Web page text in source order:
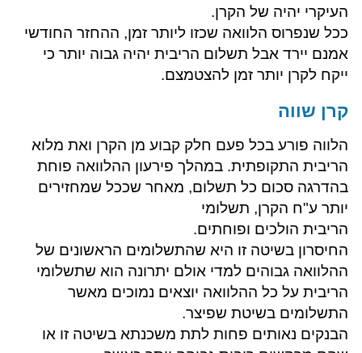
העיקרי יהיה של הקרן.
ככל שנפרוס הלוואה שכזו ליותר זמן, ההחזר החודשי
אמנם יירד אבל תשלום הריבית יהיה גבוה יותר כי
ייקח לקרן יותר זמן להצטמצם.
​קרן שווה
הלווה פורע בכל פעם חלק קבוע מן הקרן ואת מלוא
הריבית התקופתית. במהלך פירעון ההלוואה פוחת
בהדרגה סכום כל תשלום, מאחר שככל שמחזירים
יותר ע"ח הקרן, תשלומי
הריבית הולכים ופוחתים.
החיסרון בשיטה זו היא שהתשלומים הראשונים של
ההלוואה גבוהים למדי אולם יתרונה הוא שתשלומי
הריבית על כל ההלוואה יוצאים נמוכים מאשר
התשלומים בשיטת שפיצר.
הבנקים נאותים פחות לתת משכנתא בשיטה זו או